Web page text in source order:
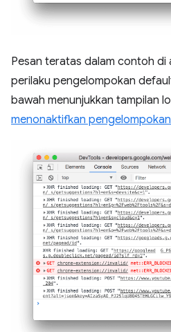
Pesan teratas dalam contoh di
perilaku pengelompokan
bawah menunjukkan tampilan
menonaktifkan